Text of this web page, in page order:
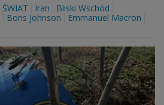
ŚWIAT Iran
Bliski Wschód
Boris Johnson
Emmanuel Macron